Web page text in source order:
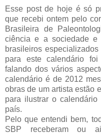
Esse post de hoje é só
que recebi ontem pelo
Brasileira de
ciência e a sociedade e
brasileiros
para este calendário foi
falando dos vários
calendário é de 2012
obras de um artista estão
para ilustrar o
país.
Pelo que entendi bem,
SBP receberam ou